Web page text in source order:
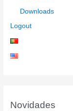
Downloads
Logout
Novidades